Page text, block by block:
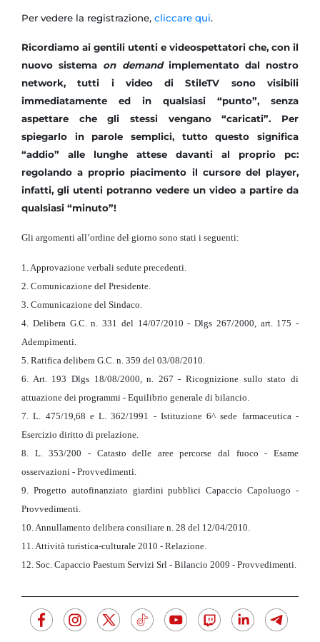
Per vedere la registrazione, cliccare qui.
Ricordiamo ai gentili utenti e videospettatori che, con il
nuovo sistema on demand implementato dal nostro
network, tutti i video di StileTV sono visibili
immediatamente ed in qualsiasi “punto”, senza
aspettare che gli stessi vengano “caricati”. Per
spiegarlo in parole semplici, tutto questo significa
“addio” alle lunghe attese davanti al proprio pc:
regolando a proprio piacimento il cursore del player,
infatti, gli utenti potranno vedere un video a partire da
qualsiasi “minuto”!
Gli argomenti all’ordine del giorno sono stati i seguenti:
1. Approvazione verbali sedute precedenti.
2. Comunicazione del Presidente.
3. Comunicazione del Sindaco.
4. Delibera G.C. n. 331 del 14/07/2010 - Dlgs 267/2000, art. 175 -
Adempimenti.
5. Ratifica delibera G.C. n. 359 del 03/08/2010.
6. Art. 193 Dlgs 18/08/2000, n. 267 - Ricognizione sullo stato di
attuazione dei programmi - Equilibrio generale di bilancio.
7. L. 475/19,68 e L. 362/1991 - Istituzione 6^ sede farmaceutica -
Esercizio diritto di prelazione.
8. L. 353/200 - Catasto delle aree percorse dal fuoco - Esame
osservazioni - Provvedimenti.
9. Progetto autofinanziato giardini pubblici Capaccio Capoluogo -
Provvedimenti.
10. Annullamento delibera consiliare n. 28 del 12/04/2010.
11. Attività turistica-culturale 2010 - Relazione.
12. Soc. Capaccio Paestum Servizi Srl - Bilancio 2009 - Provvedimenti.